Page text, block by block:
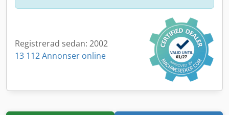
Registrerad sedan: 2002
13 112 Annonser online